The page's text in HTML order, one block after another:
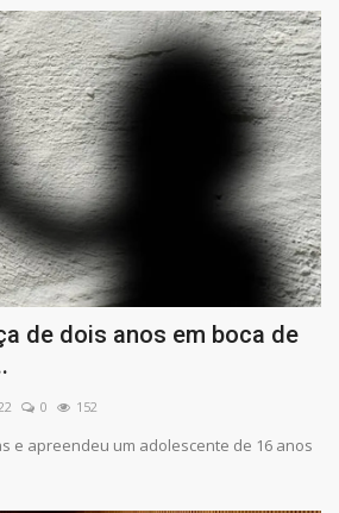
de dois anos em boca de
0 152
e apreendeu um adolescente de 16 anos